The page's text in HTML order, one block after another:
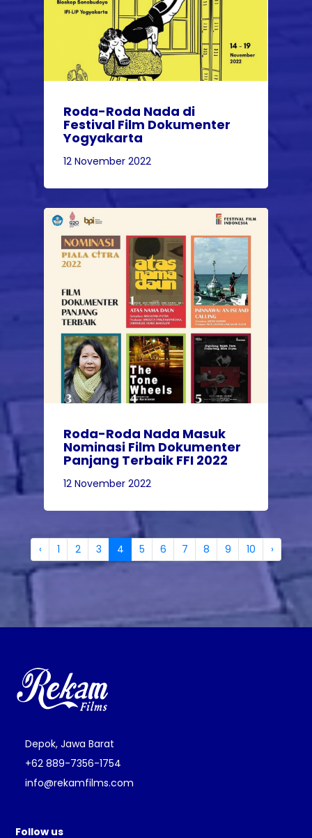
Roda-Roda Nada di
Festival Film Dokumenter
Yogyakarta
12 November 2022
Roda-Roda Nada Masuk
Nominasi Film Dokumenter
Panjang Terbaik FFI 2022
12 November 2022
‹ 1 2 3 4 5 6 7 8 9 10 ›
Depok, Jawa Barat
+62 889-7356-1754
info@rekamfilms.com
Follow us